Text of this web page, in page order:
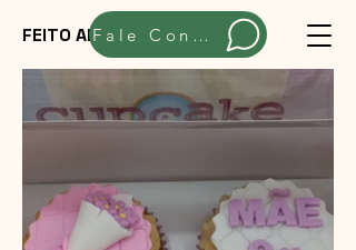
FEITO ARTESANALMENTE
Fale Conosco